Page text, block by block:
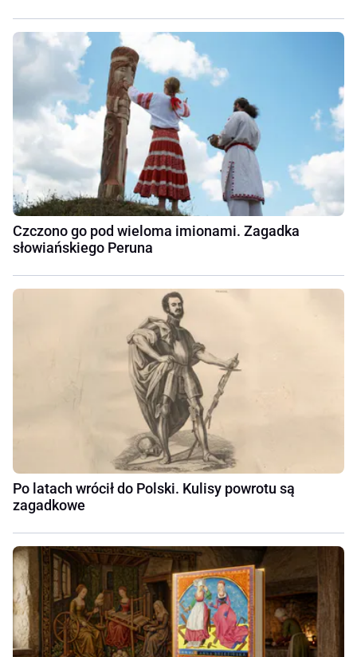
Czczono go pod wieloma imionami. Zagadka
słowiańskiego Peruna
Po latach wrócił do Polski. Kulisy powrotu są
zagadkowe